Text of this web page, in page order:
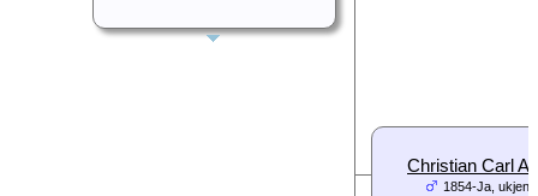
Christian Carl
1854-Ja, ukjent